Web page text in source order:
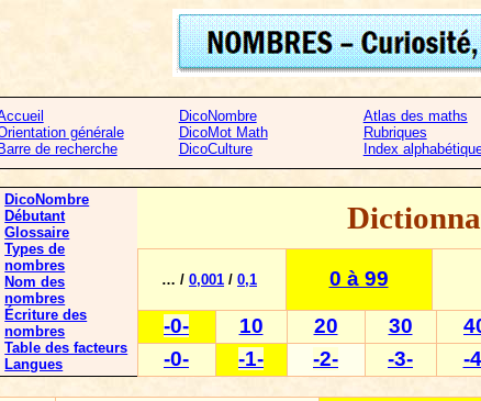
générale
Barre de recherche
DicoNombre
DicoMot Math
DicoCulture
Atlas des maths
Rubriques
Index
DicoNombre
Débutant
Glossaire
Types de
nombres
Nom des
nombres
Écriture des
nombres
Table des facteurs
Langues
… / 0,001 / 0,1 0 à 99
-0- 10 20 30
-0-
-1- -2- -3- -